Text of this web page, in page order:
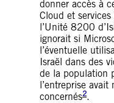
donner accès à
Cloud et
l’Unité 8200
ignorait si
l’éventuelle
Israël dans des
de la population
l’entreprise
concernés2.